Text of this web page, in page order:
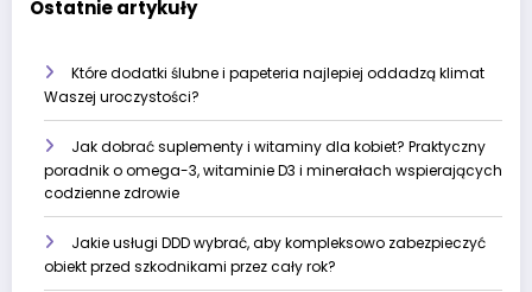
Ostatnie artykuły
Które dodatki ślubne i papeteria najlepiej oddadzą klimat
Waszej uroczystości?
Jak dobrać suplementy i witaminy dla kobiet? Praktyczny
poradnik o omega-3, witaminie D3 i minerałach wspierających
codzienne zdrowie
Jakie usługi DDD wybrać, aby kompleksowo zabezpieczyć
obiekt przed szkodnikami przez cały rok?